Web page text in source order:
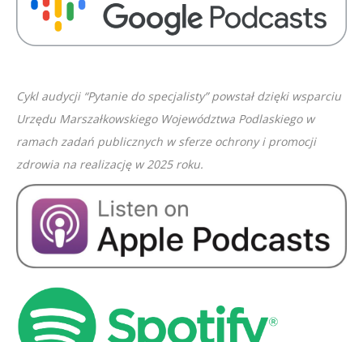
Cykl audycji “Pytanie do specjalisty” powstał dzięki wsparciu
Urzędu Marszałkowskiego Województwa Podlaskiego w
ramach zadań publicznych w sferze ochrony i promocji
zdrowia na realizację w 2025 roku.